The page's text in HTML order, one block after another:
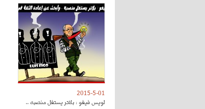
2015-5-01
لويس فيغو : بلاتر يستغل منصبه ..